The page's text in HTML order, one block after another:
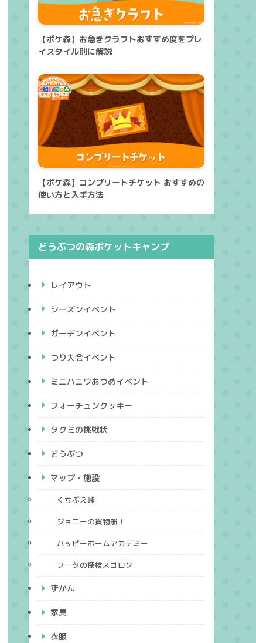
【ポケ森】お急ぎクラフトおすすめ度をプレ
イスタイル別に解説
【ポケ森】コンプリートチケット おすすめの
使い方と入手方法
どうぶつの森ポケットキャンプ
レイアウト
シーズンイベント
ガーデンイベント
つり大会イベント
ミニハニワあつめイベント
フォーチュンクッキー
タクミの挑戦状
どうぶつ
マップ・施設
くちぶえ峠
ジョニーの貨物船！
ハッピーホームアカデミー
フータの探検スゴロク
ずかん
家具
衣服